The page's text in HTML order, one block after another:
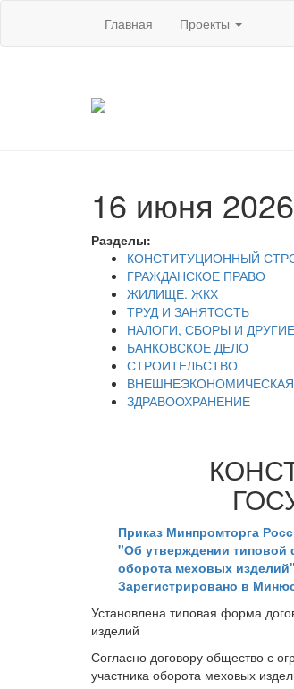
Главная Проекты
16 июня
Разделы:
КОНСТИТУЦИОННЫЙ
ГРАЖДАНСКОЕ ПРАВО
ЖИЛИЩЕ. ЖКХ
ТРУД И ЗАНЯТОСТЬ
НАЛОГИ, СБОРЫ И
БАНКОВСКОЕ ДЕЛО
СТРОИТЕЛЬСТВО
ЗДРАВООХРАНЕНИЕ
Приказ Минпромторга
"Об утверждении типовой
оборота меховых изделий"
Зарегистрировано в
Установлена типовая форма
изделий
Согласно договору общество с
участника оборота меховых